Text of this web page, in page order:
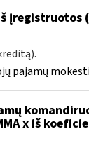
pajamų
x iš